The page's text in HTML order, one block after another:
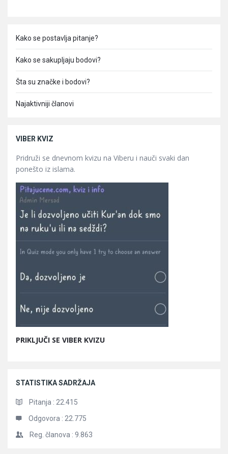
Kako se postavlja pitanje?
Kako se sakupljaju bodovi?
Šta su značke i bodovi?
Najaktivniji članovi
VIBER KVIZ
Pridruži se dnevnom kvizu na Viberu i nauči svaki dan
ponešto iz islama.
PRIKLJUČI SE VIBER KVIZU
STATISTIKA SADRŽAJA
Pitanja : 22.415
Odgovora : 22.775
Reg. članova : 9.863